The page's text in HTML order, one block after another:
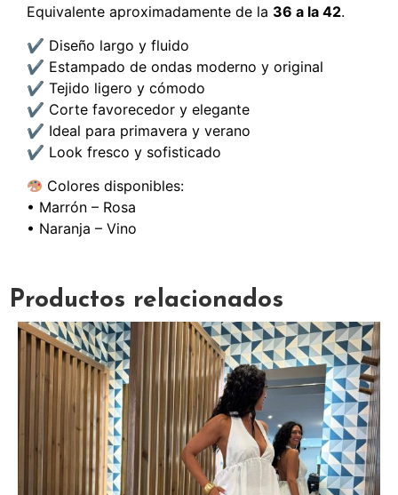
Equivalente aproximadamente de la 36 a la 42.
✔ Diseño largo y fluido
✔ Estampado de ondas moderno y original
✔ Tejido ligero y cómodo
✔ Corte favorecedor y elegante
✔ Ideal para primavera y verano
✔ Look fresco y sofisticado
Colores disponibles:
• Marrón – Rosa
• Naranja – Vino
Productos relacionados